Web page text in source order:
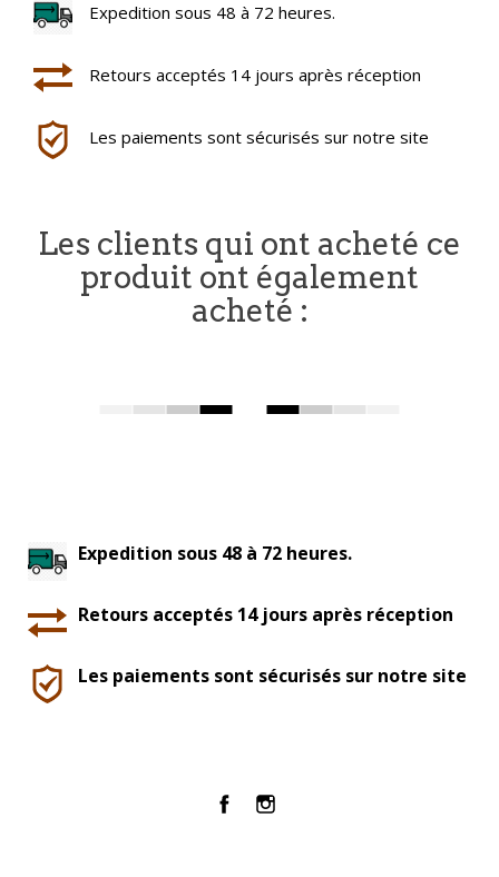
Expedition sous 48 à 72 heures.
Retours acceptés 14 jours après réception
Les paiements sont sécurisés sur notre site
Les clients qui ont acheté ce
produit ont également
acheté :
Expedition sous 48 à 72 heures.
Retours acceptés 14 jours après réception
Les paiements sont sécurisés sur notre site
FacebookInstagram